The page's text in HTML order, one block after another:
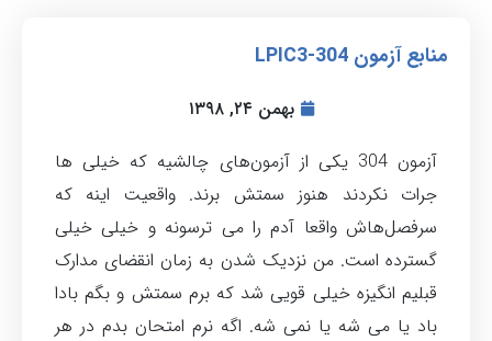
منابع آزمون LPIC3-304
بهمن ۲۴, ۱۳۹۸
آزمون 304 یکی از آزمون‌های چالشیه که خیلی ها
جرات نکردند هنوز سمتش برند. واقعیت اینه که
سرفصل‌هاش واقعا آدم را می ترسونه و خیلی خیلی
گسترده است. من نزدیک شدن به زمان انقضای مدارک
قبلیم انگیزه خیلی قویی شد که برم سمتش و بگم بادا
باد یا می شه یا نمی شه. اگه نرم امتحان بدم در هر